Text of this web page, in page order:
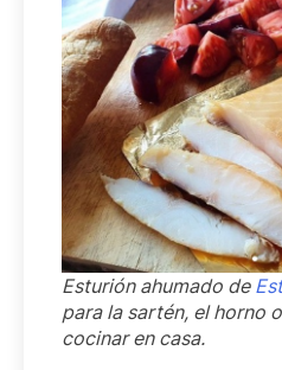
Esturión ahumado de
para la sartén, el horno
cocinar en casa.